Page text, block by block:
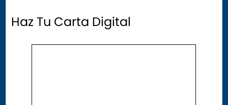
Haz Tu Carta Digital